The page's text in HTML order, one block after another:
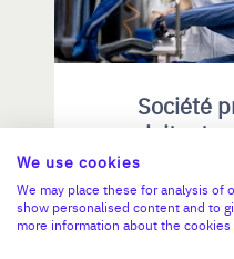
Société
exploitant
industrielle
CA :878 000
Valeur
We use cookies
We may place these for analysis of
show personalised content and to
more information about the